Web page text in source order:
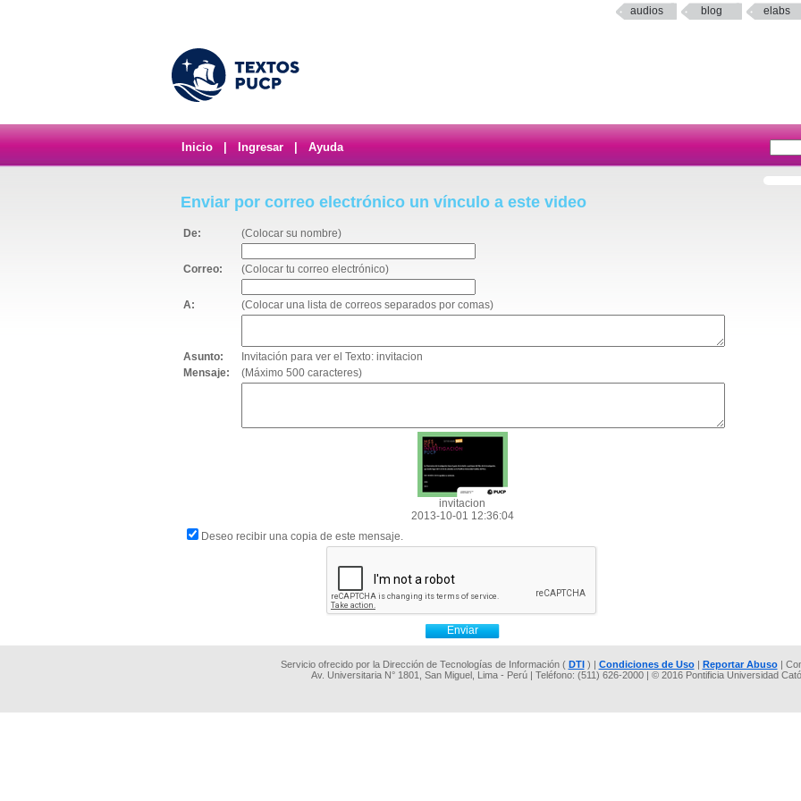
audios blog elabs
Inicio Ingresar Ayuda
Enviar por correo electrónico un vínculo a este video
De: (Colocar su nombre)
Correo: (Colocar tu correo electrónico)
A: (Colocar una lista de correos separados por comas)
Asunto:
Invitación para ver el Texto: invitacion
Mensaje:
(Máximo 500 caracteres)
invitacion
2013-10-01 12:36:04
Deseo recibir una copia de este mensaje.
Servicio ofrecido por la Dirección de Tecnologías de Información ( DTI) | Condiciones de Uso| Reportar Abuso|
Av. Universitaria N° 1801, San Miguel, Lima - Perú | Teléfono: (511) 626-2000 | © 2016 Pontificia Universidad